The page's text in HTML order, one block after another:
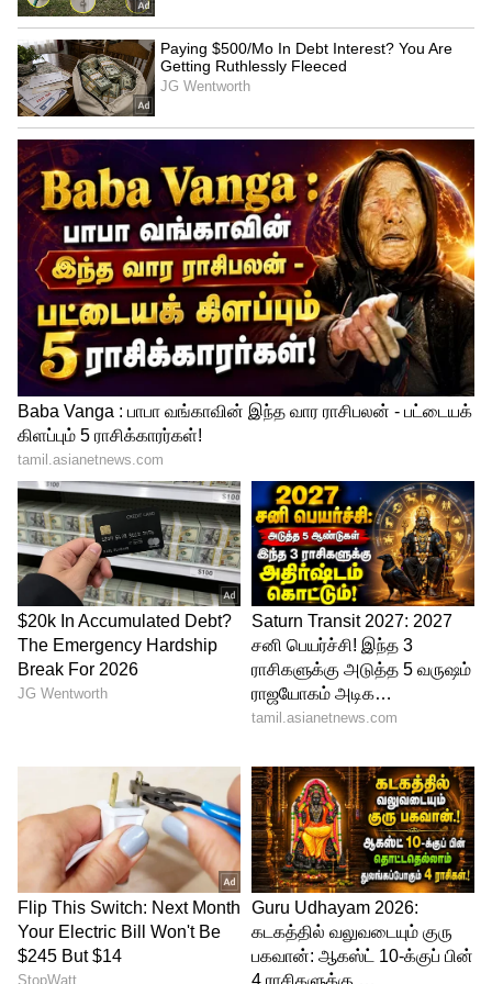
Affordable Electric Scooter
Avon E Lite ஆனது 24 km/h வேகத்தை
எட்டக்கூடியது. நகர்ப்புற சாலைகளுக்கு
ஏற்றது. இது சார்ஜ் ஒன்றுக்கு 50 கிமீ
நம்பகமான வரம்பை வழங்குகிறது. 0.23 kWh
பேட்டரி மற்றும் நீடித்த BLDC மோட்டார்
மூலம் இயக்கப்படும் இந்த ஸ்கூட்டர்,
அன்றாட தேவைகளுக்கு நம்பகமானது
மற்றும் திறமையானது.
5
E Scooters